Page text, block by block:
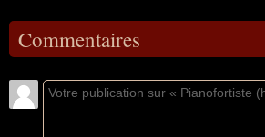
Commentaires